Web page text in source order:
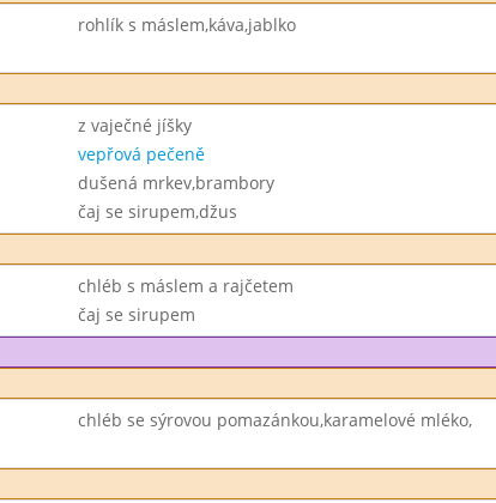
rohlík s máslem,káva,jablko
z vaječné jíšky
vepřová pečeně
dušená mrkev,brambory
čaj se sirupem,džus
chléb s máslem a rajčetem
čaj se sirupem
chléb se sýrovou pomazánkou,karamelové mléko,